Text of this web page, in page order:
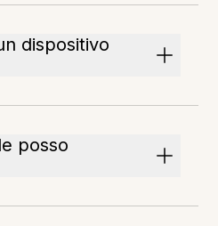
dispositivo
posso